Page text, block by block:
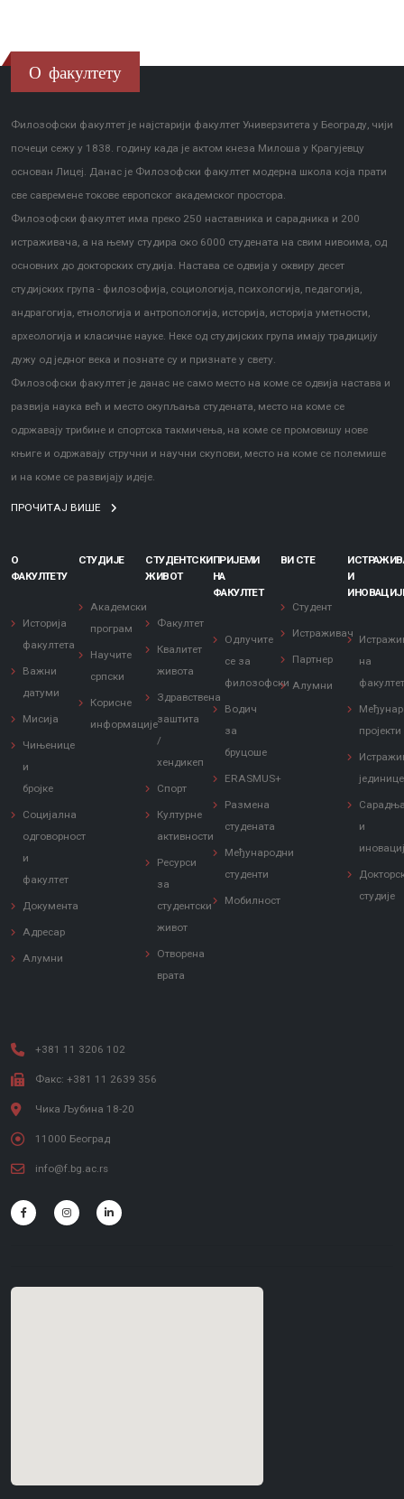
О факултету
Филозофски факултет је најстарији факултет Универзитета у Београду, чији
почеци сежу у 1838. годину када је актом кнеза Милоша у Крагујевцу
основан Лицеј. Данас је Филозофски факултет модерна школа која прати
све савремене токове европског академског простора.
Филозофски факултет има преко 250 наставника и сарадника и 200
истраживача, а на њему студира око 6000 студената на свим нивоима, од
основних до докторских студија. Настава се одвија у оквиру десет
студијских група - филозофија, социологија, психологија, педагогија,
андрагогија, етнологија и антропологија, историја, историја уметности,
археологија и класичне науке. Неке од студијских група имају традицију
дужу од једног века и познате су и признате у свету.
Филозофски факултет је данас не само место на коме се одвија настава и
развија наука већ и место окупљања студената, место на коме се
одржавају трибине и спортска такмичења, на коме се промовишу нове
књиге и одржавају стручни и научни скупови, место на коме се полемише
и на коме се развијају идеје.
ПРОЧИТАЈ ВИШЕ
О
ФАКУЛТЕТУ
Историја
факултета
Важни
датуми
Мисија
Чињенице
и
бројке
Социјална
одговорност
и
факултет
Документа
Адресар
Алумни
СТУДИЈЕ
Академски
програм
Научите
српски
Корисне
информације
СТУДЕНТСКИ
ЖИВОТ
Факултет
Квалитет
живота
Здравствена
заштита
/
хендикеп
Спорт
Културне
активности
Ресурси
за
студентски
живот
Отворена
врата
ПРИЈЕМИ
НА
ФАКУЛТЕТ
Одлучите
се за
филозофски
Водич
за
бруцоше
ERASMUS+
Размена
студената
Међународни
студенти
Мобилност
ВИ СТЕ
Студент
Истраживач
Партнер
Алумни
И
на
пројекти
јединице
и
студије
+381 11 3206 102
Факс: +381 11 2639 356
Чика Љубина 18-20
11000 Београд
info@f.bg.ac.rs